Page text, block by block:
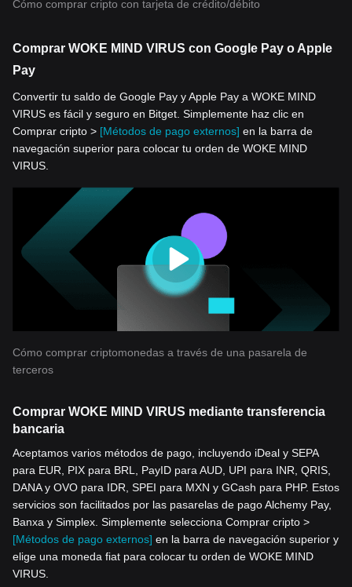
Cómo comprar cripto con tarjeta de crédito/débito
Comprar WOKE MIND VIRUS con Google Pay o Apple
Pay
Convertir tu saldo de Google Pay y Apple Pay a WOKE MIND
VIRUS es fácil y seguro en Bitget. Simplemente haz clic en
Comprar cripto > [Métodos de pago externos] en la barra de
navegación superior para colocar tu orden de WOKE MIND
VIRUS.
Cómo comprar criptomonedas a través de una pasarela de
terceros
Comprar WOKE MIND VIRUS mediante transferencia
bancaria
Aceptamos varios métodos de pago, incluyendo iDeal y SEPA
para EUR, PIX para BRL, PayID para AUD, UPI para INR, QRIS,
DANA y OVO para IDR, SPEI para MXN y GCash para PHP. Estos
servicios son facilitados por las pasarelas de pago Alchemy Pay,
Banxa y Simplex. Simplemente selecciona Comprar cripto >
[Métodos de pago externos] en la barra de navegación superior y
elige una moneda fiat para colocar tu orden de WOKE MIND
VIRUS.